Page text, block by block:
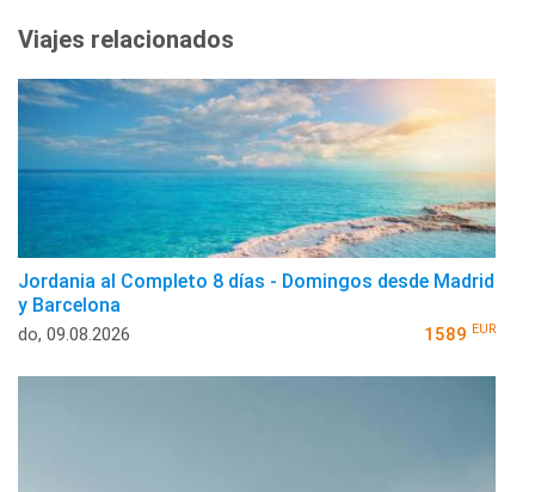
Viajes relacionados
Jordania al Completo 8 días - Domingos desde Madrid
y Barcelona
do, 09.08.2026 1589 EUR